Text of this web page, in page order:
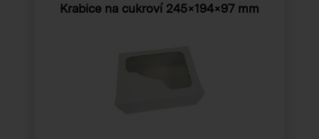
Krabice na cukroví 245×194×97 mm